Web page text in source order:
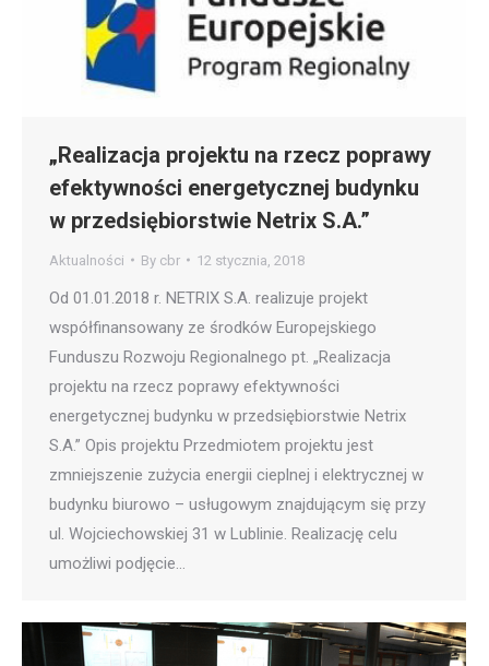
„Realizacja projektu na rzecz poprawy
efektywności energetycznej budynku
w przedsiębiorstwie Netrix S.A.”
Aktualności By cbr 12 stycznia, 2018
Od 01.01.2018 r. NETRIX S.A. realizuje projekt
współfinansowany ze środków Europejskiego
Funduszu Rozwoju Regionalnego pt. „Realizacja
projektu na rzecz poprawy efektywności
energetycznej budynku w przedsiębiorstwie Netrix
S.A.” Opis projektu Przedmiotem projektu jest
zmniejszenie zużycia energii cieplnej i elektrycznej w
budynku biurowo – usługowym znajdującym się przy
ul. Wojciechowskiej 31 w Lublinie. Realizację celu
umożliwi podjęcie…